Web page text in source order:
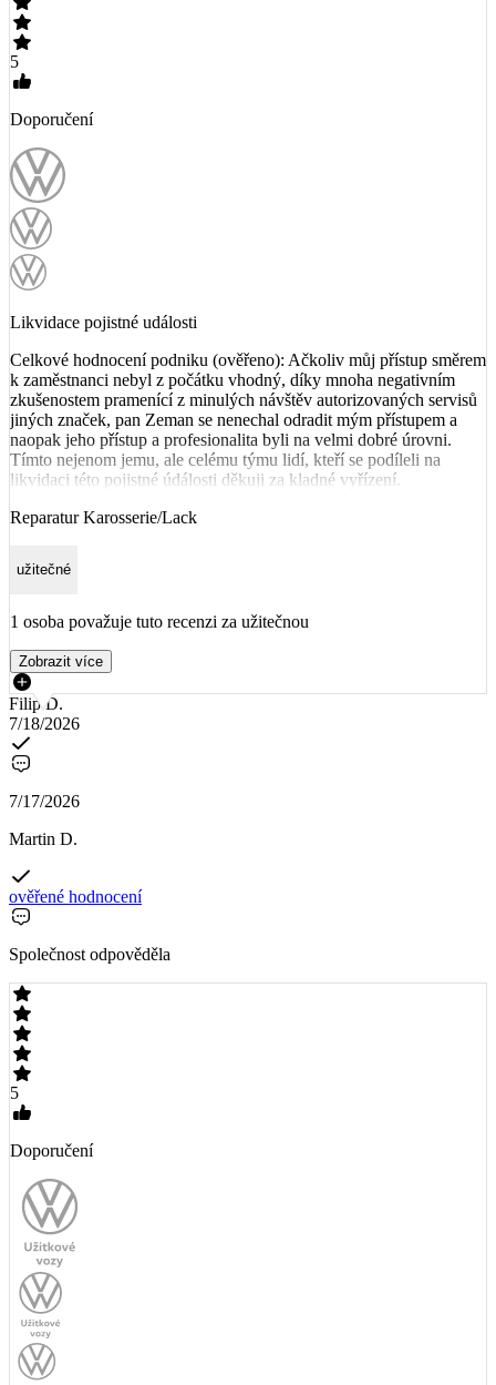
5
Doporučení
Likvidace pojistné události
Celkové hodnocení podniku (ověřeno): Ačkoliv můj přístup směrem
k zaměstnanci nebyl z počátku vhodný, díky mnoha negativním
zkušenostem pramenící z minulých návštěv autorizovaných servisů
jiných značek, pan Zeman se nenechal odradit mým přístupem a
naopak jeho přístup a profesionalita byli na velmi dobré úrovni.
Tímto nejenom jemu, ale celému týmu lidí, kteří se podíleli na
likvidaci této pojistné údálosti děkuji za kladné vyřízení.
Reparatur Karosserie/Lack
užitečné
1 osoba považuje tuto recenzi za užitečnou
Zobrazit více
Filip D.
7/18/2026
7/17/2026
Martin D.
ověřené hodnocení
Společnost odpověděla
5
Doporučení